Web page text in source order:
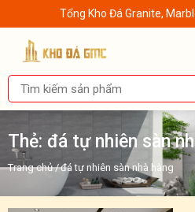
Tổng Kho Đá Granite,
Thẻ: đá tự nhiên sàn
Trang chủ/đá tự nhiên sàn nhà hàng